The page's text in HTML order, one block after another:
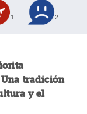
1 2
Una tradición
y el